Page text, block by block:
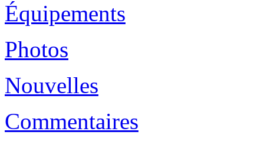
Équipements
Photos
Nouvelles
Commentaires